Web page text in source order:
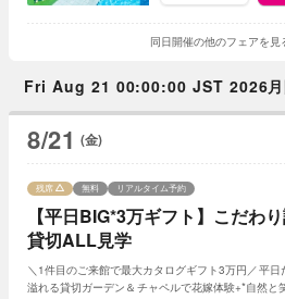
同日開催の他のフェアを見
Fri Aug 21 00:00:00 JST 2026月
8/21 (金)
【平日BIG*3万ギフト】こだわ
貸切ALL見学
残席 無料 リアルタイム予約
＼1件目のご来館で最大カタログギフト3万円／平
溢れる貸切ガーデン＆チャペルで花嫁体験+*自然と